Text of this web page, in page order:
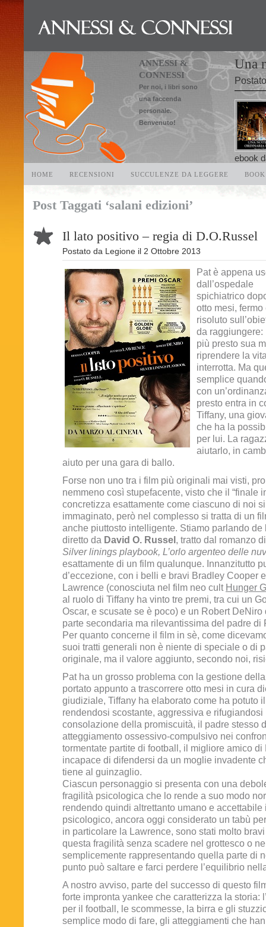
ANNESSI &
CONNESSI
Per noi, i libri sono
una faccenda
personale.
Benvenuto!
Una
ebook
HOME RECENSIONI SUCCULENZE DA LEGGERE
Post Taggati ‘salani edizioni’
Il lato positivo – regia di D.O.Russel
Postato da Legione il 2 Ottobre 2013
Pat è appena
dall’ospedale
spichiatrico
otto mesi, fermo
risoluto
da
più presto sua
riprendere la
interrotta. Ma
semplice
con
presto entra in
Tiffany, una
che ha la
per lui. La
aiutarlo, in
aiuto per una gara di ballo.
Forse non uno tra i film più originali mai visti,
nemmeno così stupefacente, visto che il “finale
concretizza esattamente come ciascuno di noi
immaginato, però nel complesso si tratta di un
anche piuttosto intelligente. Stiamo parlando de
diretto da David O. Russel , tratto dal romanzo
Silver linings playbook, L’orlo argenteo delle
esattamente di un film qualunque. Innanzitutto
d’eccezione, con i belli e bravi Bradley Cooper
Lawrence (conosciuta nel film neo cult Hunger
al ruolo di Tiffany ha vinto tre premi, tra cui un
Oscar, e scusate se è poco) e un Robert DeNiro
parte secondaria ma rilevantissima del padre di
Per quanto concerne il film in sè, come
suoi tratti generali non è niente di speciale o di
originale, ma il valore aggiunto, secondo noi,
Pat ha un grosso problema con la gestione
portato appunto a trascorrere otto mesi in cura
giudiziale, Tiffany ha elaborato come ha potuto
rendendosi scostante, aggressiva e rifugiandosi
consolazione della promiscuità, il padre stesso
atteggiamento ossessivo-compulsivo nei
tormentate partite di football, il migliore amico di
incapace di difendersi da un moglie invadente
tiene al guinzaglio.
Ciascun personaggio si presenta con una
fragilità psicologica che lo rende a suo modo
rendendo quindi altrettanto umano e accettabile
psicologico, ancora oggi considerato un tabù
in particolare la Lawrence, sono stati molto
questa fragilità senza scadere nel grottesco o
semplicemente rappresentando quella parte di
punto può saltare e farci perdere l’equilibrio
A nostro avviso, parte del successo di questo
forte impronta yankee che caratterizza la storia:
per il football, le scommesse, la birra e gli
semplice modo di fare, gli atteggiamenti che